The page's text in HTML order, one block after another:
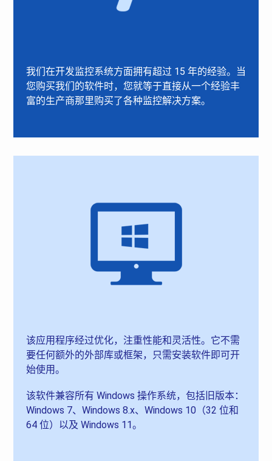
我们在开发监控系统方面拥有超过 15 年的经验。当
您购买我们的软件时，您就等于直接从一个经验丰
富的生产商那里购买了各种监控解决方案。
该应用程序经过优化，注重性能和灵活性。它不需
要任何额外的外部库或框架，只需安装软件即可开
始使用。
该软件兼容所有 Windows 操作系统，包括旧版本：
Windows 7、Windows 8.x、Windows 10（32 位和
64 位）以及 Windows 11。